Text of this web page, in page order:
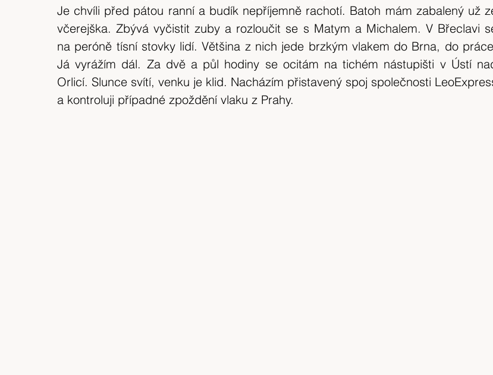
výlet 2018 Srílanka cestuj s mámou výlet 2020 Česká republika
Bílé Karpaty CHKO Island
Je chvíli před pátou ranní a budík nepříjemně rachotí. Batoh mám zabalený už
včerejška. Zbývá vyčistit zuby a rozloučit se s Matym a Michalem. V Břeclavi
na peróně tísní stovky lidí. Většina z nich jede brzkým vlakem do Brna, do
Já vyrážím dál. Za dvě a půl hodiny se ocitám na tichém nástupišti v Ústí
Orlicí. Slunce svítí, venku je klid. Nacházím přistavený spoj společnosti
a kontroluji případné zpoždění vlaku z Prahy.